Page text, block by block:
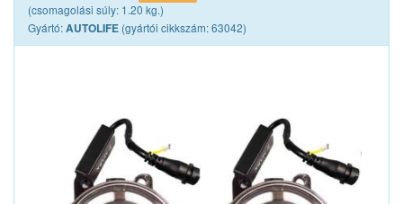
(csomagolási súly: 1.20 kg.)
Gyártó:AUTOLIFE (gyártói cikkszám: 63042)